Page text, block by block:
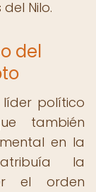
Nilo.
del
político
también
en la
la
el orden